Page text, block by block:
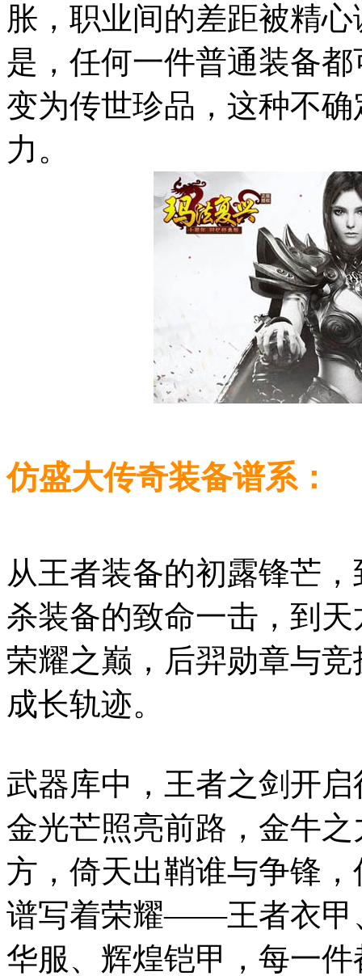
胀，职业间的差距被精
是，任何一件普通装备
变为传世珍品，这种不
力。
仿盛大传奇装备谱系：
从王者装备的初露锋芒
杀装备的致命一击，到
荣耀之巅，后羿勋章与
成长轨迹。
武器库中，王者之剑开
金光芒照亮前路，金牛
方，倚天出鞘谁与争锋
谱写着荣耀——王者衣甲
华服、辉煌铠甲，每一